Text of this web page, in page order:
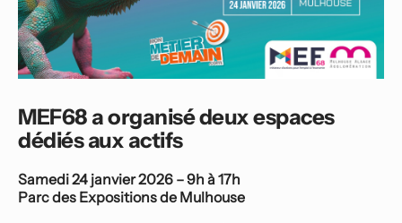
MEF68 a organisé deux espaces
dédiés aux actifs
Samedi 24 janvier 2026 – 9h à 17h
Parc des Expositions de Mulhouse